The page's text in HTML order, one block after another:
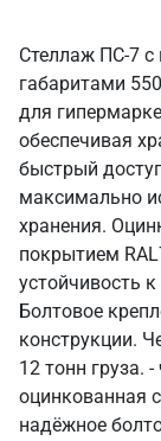
Стеллаж ПС-7 с
габаритами
для
обеспечивая
быстрый
максимально
хранения.
покрытием
устойчивость
Болтовое
конструкции.
12 тонн груза.
оцинкованная
надёжное